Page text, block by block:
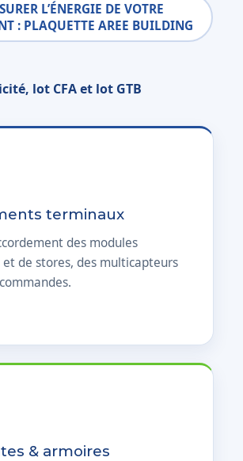
L’ÉNERGIE DE VOTRE
: PLAQUETTE AREE BUILDING
lot CFA et lot GTB
terminaux
des modules
et de stores, des multicapteurs
& armoires